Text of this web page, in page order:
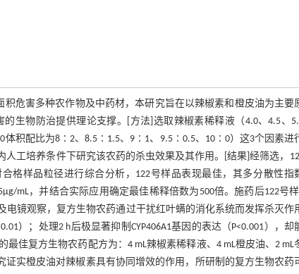
积危害多种农作物及中药材，本研究旨在以辣椒素和橙皮油为主要
生物防治提供理论支撑。[方法]选取辣椒素稀释液（4.0、4.5、
20体积配比为8∶2、8.5∶1.5、9∶1、9.5∶0.5、10∶0）这3个因素进
工培养条件下研究该农药的杀虫效果及其作用。[结果]经筛选，
格样品粒径进行综合分析，122号样品表现最佳，其多分散性指
mL，并结合实际应用确定最佳稀释倍数为500倍。施药后122号
镜观察，复方生物农药通过干扰红叶螨的消化系统而发挥杀灭作
）；处理2 h后极显著抑制CYP406A1基因的表达（P<0.001），却
最佳复方生物农药配方为：4 mL辣椒素稀释液、4 mL橙皮油、2 mL
证实橙皮油对辣椒素具有协同增效的作用，所研制的复方生物农药